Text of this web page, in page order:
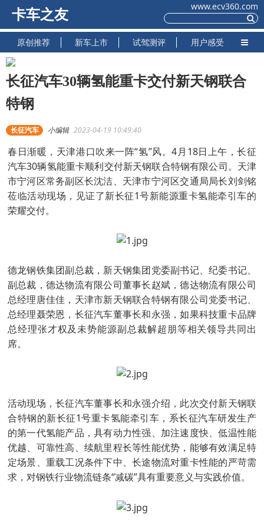
卡车之友
www.ecv360.com
原创推荐 新车上市 试驾测评 用户感受
长征汽车30辆氢能重卡交付新天钢联合
特钢
长征汽车 小编辑 2023-04-19 10:49:40
春日渐暖，天津港口吹来一阵“氢”风。4月18日上午，长征
汽车30辆氢能重卡顺利交付新天钢联合特钢有限公司。天津
市宁河区常务副区长沈洁、天津市宁河区交通局局长刘剑铭
莅临活动现场，见证了新长征1号新能源重卡氢能牵引车的
荣耀交付。
德龙钢铁集团副总裁，新天钢集团党委副书记、纪委书记、
副总裁，德达物流有限公司董事长赵斌，德达物流有限公司
总经理唐佳佳，天津市新天钢联合特钢有限公司党委书记、
总经理聂荣恩，长征汽车董事长和永强，如果科技重卡品牌
总经理张才权及未势能源副总裁解超朋等相关领导共同出
席。
活动现场，长征汽车董事长和永强介绍，此次交付新天钢联
合特钢的新长征1号重卡氢能牵引车，系长征汽车研发生产
的第一代氢能产品，具有动力性强、加注速度快、低温性能
优越、可靠性高、续航里程长等性能优势，能够有效满足特
定场景、重载工况条件下中、长途物流对重卡性能的严苛需
求，对钢铁行业物流链条“减碳”具有重要意义与实践价值。